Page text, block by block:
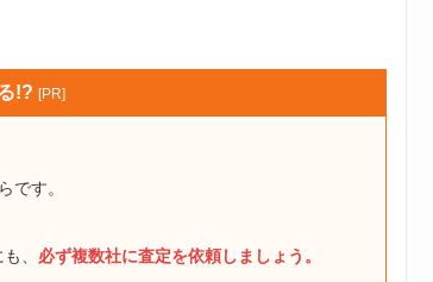
!? [PR]
です。
、 必ず複数社に査定を依頼しましょう。